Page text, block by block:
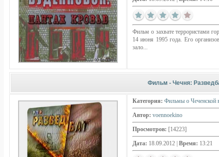
Фильм о захвате террористами
14 июня 1995 года. Его
зало...
Фильм - Чечня:
Категория: Фильмы о Чеченской
Автор: voennoekino
Просмотров: [14223]
Дата: 18.09.2012 Время: 13:21